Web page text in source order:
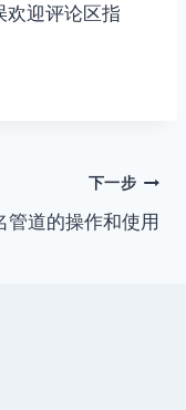
欢迎评论区指
下一步
管道的操作和使用